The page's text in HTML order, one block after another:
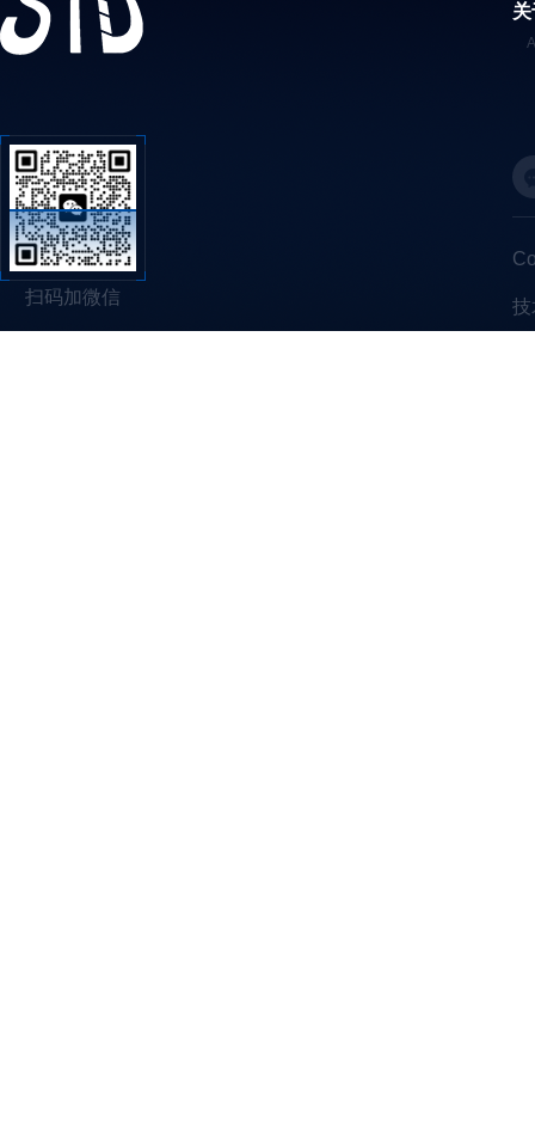
扫码加微信 技